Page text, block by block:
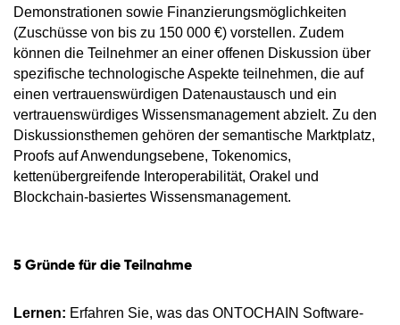
Demonstrationen sowie Finanzierungsmöglichkeiten
(Zuschüsse von bis zu 150 000 €) vorstellen. Zudem
können die Teilnehmer an einer offenen Diskussion über
spezifische technologische Aspekte teilnehmen, die auf
einen vertrauenswürdigen Datenaustausch und ein
vertrauenswürdiges Wissensmanagement abzielt. Zu den
Diskussionsthemen gehören der semantische Marktplatz,
Proofs auf Anwendungsebene, Tokenomics,
kettenübergreifende Interoperabilität, Orakel und
Blockchain-basiertes Wissensmanagement.
5 Gründe für die Teilnahme
Lernen: Erfahren Sie, was das ONTOCHAIN Software-